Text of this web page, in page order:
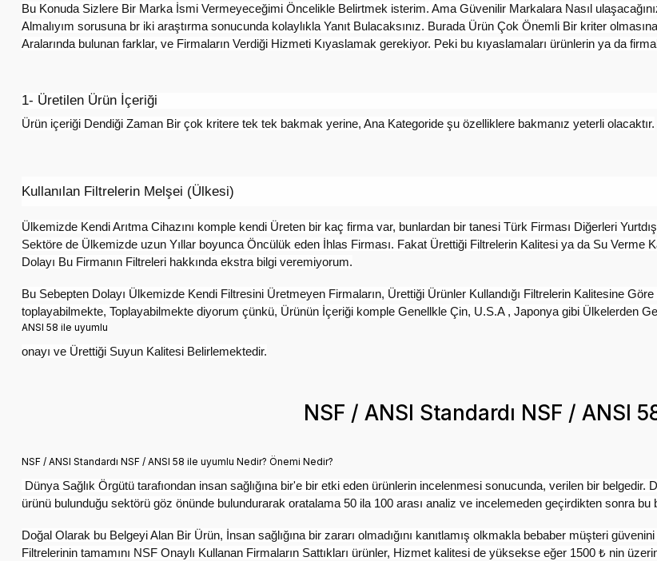
Bu Konuda Sizlere Bir Marka İsmi Vermeyeceğimi Öncelikle Belirtmek isterim. Ama Güvenilir Markalara Nasıl
Almalıyım sorusuna br iki araştırma sonucunda kolaylıkla Yanıt Bulacaksınız. Burada Ürün Çok Önemli Bir kriter
Aralarında bulunan farklar, ve Firmaların Verdiği Hizmeti Kıyaslamak gerekiyor. Peki bu kıyaslamaları ürünlerin ya da
1- Üretilen Ürün İçeriği​
Ürün içeriği Dendiği Zaman Bir çok kritere tek tek bakmak yerine, Ana Kategoride şu özelliklere bakmanız yeterli olacaktır.
Kullanılan Filtrelerin Melşei (Ülkesi)​
Ülkemizde Kendi Arıtma Cihazını komple kendi Üreten bir kaç firma var, bunlardan bir tanesi Türk Firması Diğerleri
Sektöre de Ülkemizde uzun Yıllar boyunca Öncülük eden İhlas Firması. Fakat Ürettiği Filtrelerin Kalitesi ya da Su
Dolayı Bu Firmanın Filtreleri hakkında ekstra bilgi veremiyorum.
Bu Sebepten Dolayı Ülkemizde Kendi Filtresini Üretmeyen Firmaların, Ürettiği Ürünler Kullandığı Filtrelerin Kalitesine
toplayabilmekte, Toplayabilmekte diyorum çünkü, Ürünün İçeriği komple Genellkle Çin, U.S.A , Japonya gibi Ülkelerden
ANSI 58 ile uyumlu
onayı ve Ürettiği Suyun Kalitesi Belirlemektedir.
NSF / ANSI Standardı NSF / ANSI
NSF / ANSI Standardı NSF / ANSI 58 ile uyumlu Nedir? Önemi Nedir?​
Dünya Sağlık Örgütü tarafıondan insan sağlığına bir'e bir etki eden ürünlerin incelenmesi sonucunda, verilen bir
ürünü bulunduğu sektörü göz önünde bulundurarak oratalama 50 ila 100 arası analiz ve incelemeden geçirdikten sonra bu
Doğal Olarak bu Belgeyi Alan Bir Ürün, İnsan sağlığına bir zararı olmadığını kanıtlamış olkmakla bebaber müşteri
Filtrelerinin tamamını NSF Onaylı Kullanan Firmaların Sattıkları ürünler, Hizmet kalitesi de yüksekse eğer 1500 ₺ nin